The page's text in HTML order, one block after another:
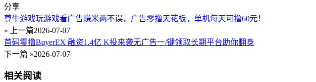
分享
尊牛游戏玩游戏看广告赚米两不误，广告零撸天花板，单机每天可撸60元！
« 上一篇2026-07-07
首码零撸BuyerEX 融资1.4亿 K投来袭无广告一/键领取长期平台助你翻身
下一篇 »2026-07-07
相关阅读